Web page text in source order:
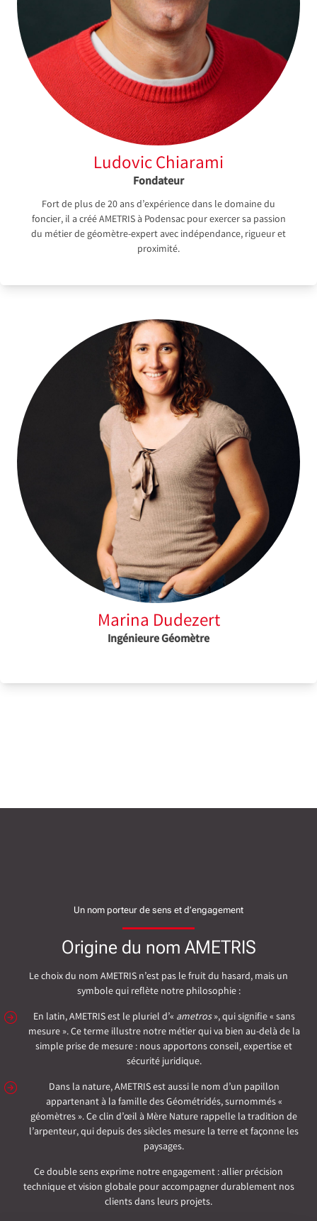
Ludovic Chiarami
Fondateur
Fort de plus de 20 ans d’expérience dans le domaine du
foncier, il a créé AMETRIS à Podensac pour exercer sa passion
du métier de géomètre-expert avec indépendance, rigueur et
proximité.
Marina Dudezert
Ingénieure Géomètre
Un nom porteur de sens et d’engagement
Origine du nom AMETRIS
Le choix du nom AMETRIS n’est pas le fruit du hasard, mais un
symbole qui reflète notre philosophie :
En latin, AMETRIS est le pluriel d’« ametros», qui signifie « sans
mesure ». Ce terme illustre notre métier qui va bien au-delà de la
simple prise de mesure : nous apportons conseil, expertise et
sécurité juridique.
Dans la nature, AMETRIS est aussi le nom d’un papillon
appartenant à la famille des Géométridés, surnommés «
géomètres ». Ce clin d’œil à Mère Nature rappelle la tradition de
l’arpenteur, qui depuis des siècles mesure la terre et façonne les
paysages.
Ce double sens exprime notre engagement : allier précision
technique et vision globale pour accompagner durablement nos
clients dans leurs projets.